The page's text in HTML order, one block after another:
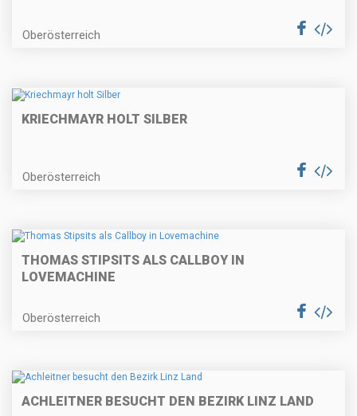
Oberösterreich
KRIECHMAYR HOLT SILBER
Oberösterreich
THOMAS STIPSITS ALS CALLBOY IN
LOVEMACHINE
Oberösterreich
ACHLEITNER BESUCHT DEN BEZIRK LINZ LAND